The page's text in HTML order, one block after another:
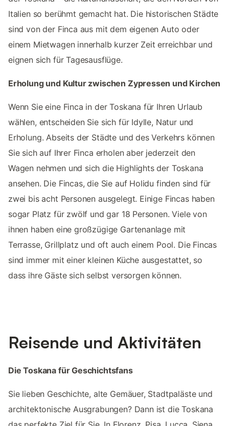
Italien so berühmt gemacht hat. Die historischen Städte
sind von der Finca aus mit dem eigenen Auto oder
einem Mietwagen innerhalb kurzer Zeit erreichbar und
eignen sich für Tagesausflüge.
Erholung und Kultur zwischen Zypressen und Kirchen
Wenn Sie eine Finca in der Toskana für Ihren Urlaub
wählen, entscheiden Sie sich für Idylle, Natur und
Erholung. Abseits der Städte und des Verkehrs können
Sie sich auf Ihrer Finca erholen aber jederzeit den
Wagen nehmen und sich die Highlights der Toskana
ansehen. Die Fincas, die Sie auf Holidu finden sind für
zwei bis acht Personen ausgelegt. Einige Fincas haben
sogar Platz für zwölf und gar 18 Personen. Viele von
ihnen haben eine großzügige Gartenanlage mit
Terrasse, Grillplatz und oft auch einem Pool. Die Fincas
sind immer mit einer kleinen Küche ausgestattet, so
dass ihre Gäste sich selbst versorgen können.
Reisende und Aktivitäten
Die Toskana für Geschichtsfans
Sie lieben Geschichte, alte Gemäuer, Stadtpaläste und
architektonische Ausgrabungen? Dann ist die Toskana